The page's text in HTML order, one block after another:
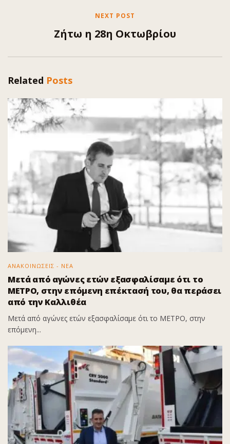
NEXT POST
Ζήτω η 28η Οκτωβρίου
Related Posts
ΑΝΑΚΟΙΝΩΣΕΙΣ - ΝΕΑ
Μετά από αγώνες ετών εξασφαλίσαμε ότι το
ΜΕΤΡΟ, στην επόμενη επέκτασή του, θα περάσει
από την Καλλιθέα
Μετά από αγώνες ετών εξασφαλίσαμε ότι το ΜΕΤΡΟ, στην
επόμενη...